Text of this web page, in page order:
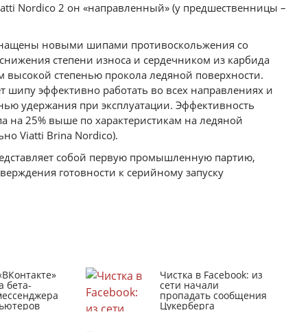
Nordico 2 он «направленный» (у предшественницы –
новыми шипами противоскольжения со
степени износа и сердечником из карбида
степенью прокола ледяной поверхности.
шипу эффективно работать во всех направлениях и
удержания при эксплуатации. Эффективность
на 25% выше по характеристикам на ледяной
Viatti Brina Nordico).
собой первую промышленную партию,
готовности к серийному запуску
бета-
Чистка в Facebook: из
сети начали
пропадать сообщения
Цукерберга